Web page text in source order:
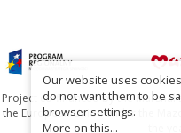
Project co-financed by the
the European Union under the
Our website uses
do not want them to be
browser settings.
More on this...